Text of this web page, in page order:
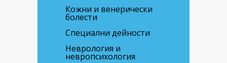
Кожни и венерически
болести
Специални дейности
Неврология и
невропсихология